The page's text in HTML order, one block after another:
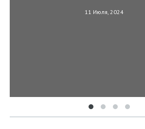
11 Июля, 2024